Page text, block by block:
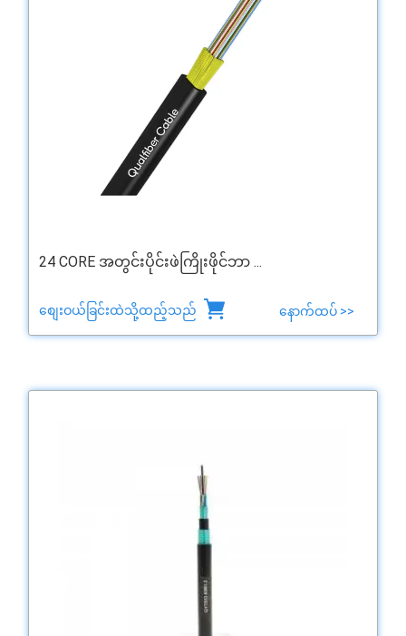
24 CORE အတွင်းပိုင်းဖဲကြိုးဖိုင်ဘာ ...
စျေးဝယ်ခြင်းထဲသို့ထည့်သည် နောက်ထပ် >>